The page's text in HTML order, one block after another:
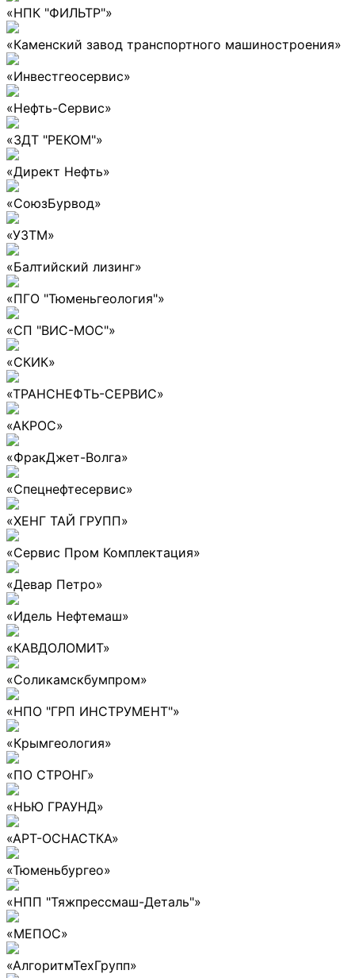
«НПК "ФИЛЬТР"»
«Каменский завод транспортного машиностроения»
«Инвестгеосервис»
«Нефть-Сервис»
«ЗДТ "РЕКОМ"»
«Директ Нефть»
«СоюзБурвод»
«УЗТМ»
«Балтийский лизинг»
«ПГО "Тюменьгеология"»
«СП "ВИС-МОС"»
«СКИК»
«ТРАНСНЕФТЬ-СЕРВИС»
«АКРОС»
«ФракДжет-Волга»
«Спецнефтесервис»
«ХЕНГ ТАЙ ГРУПП»
«Сервис Пром Комплектация»
«Девар Петро»
«Идель Нефтемаш»
«КАВДОЛОМИТ»
«Соликамскбумпром»
«НПО "ГРП ИНСТРУМЕНТ"»
«Крымгеология»
«ПО СТРОНГ»
«НЬЮ ГРАУНД»
«АРТ-ОСНАСТКА»
«Тюменьбургео»
«НПП "Тяжпрессмаш-Деталь"»
«МЕПОС»
«АлгоритмТехГрупп»